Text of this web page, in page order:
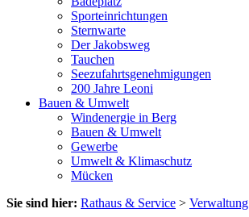
Sporteinrichtungen
Sternwarte
Der Jakobsweg
Tauchen
Seezufahrtsgenehmigungen
200 Jahre Leoni
Bauen & Umwelt
Windenergie in Berg
Bauen & Umwelt
Gewerbe
Umwelt & Klimaschutz
Mücken
Sie sind hier: Rathaus & Service > Verwaltung